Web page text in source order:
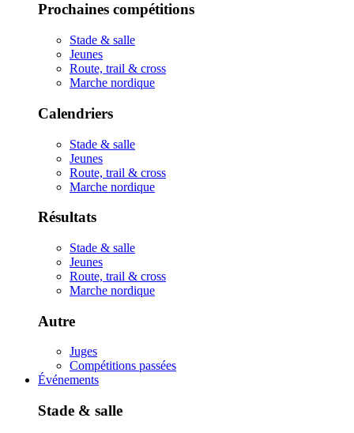
Prochaines compétitions
Stade & salle
Jeunes
Route, trail & cross
Marche nordique
Calendriers
Stade & salle
Jeunes
Route, trail & cross
Marche nordique
Résultats
Stade & salle
Jeunes
Route, trail & cross
Marche nordique
Autre
Juges
Compétitions passées
Événements
Stade & salle